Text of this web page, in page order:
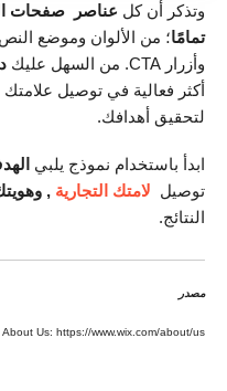
وتذكر أن كل عناصر
صفحات
تمامًا؛ من الألوان وموضع
وأزرار CTA. من السهل عليك
أكثر فعالية في توصيل
لتحقيق أهدافك.
ابدأ باستخدام نموذج يلبي
توصيل لامتك التجارية ,
النتائج.
مصدر
About Us: https://www.wix.com/about/us